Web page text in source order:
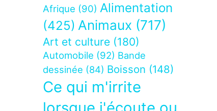
Afrique (90) Alimentation
(425) Animaux (717)
Art et culture (180)
Automobile (92) Bande
dessinée (84) Boisson (148)
Ce qui m'irrite